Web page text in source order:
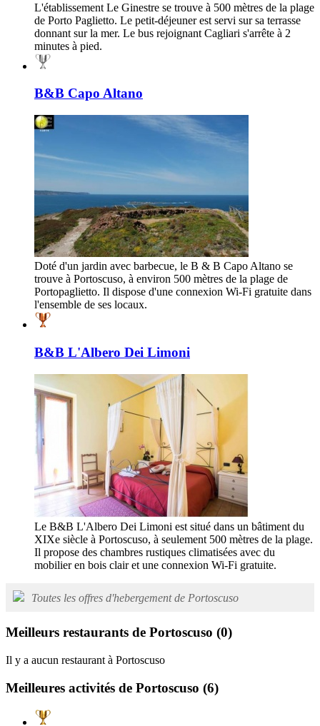
L'établissement Le Ginestre se trouve à 500 mètres de la plage
de Porto Paglietto. Le petit-déjeuner est servi sur sa terrasse
donnant sur la mer. Le bus rejoignant Cagliari s'arrête à 2
minutes à pied.
B&B Capo Altano
Doté d'un jardin avec barbecue, le B & B Capo Altano se
trouve à Portoscuso, à environ 500 mètres de la plage de
Portopaglietto. Il dispose d'une connexion Wi-Fi gratuite dans
l'ensemble de ses locaux.
B&B L'Albero Dei Limoni
Le B&B L'Albero Dei Limoni est situé dans un bâtiment du
XIXe siècle à Portoscuso, à seulement 500 mètres de la plage.
Il propose des chambres rustiques climatisées avec du
mobilier en bois clair et une connexion Wi-Fi gratuite.
Toutes les offres d'hebergement de Portoscuso
Meilleurs restaurants de Portoscuso (0)
Il y a aucun restaurant à Portoscuso
Meilleures activités de Portoscuso (6)